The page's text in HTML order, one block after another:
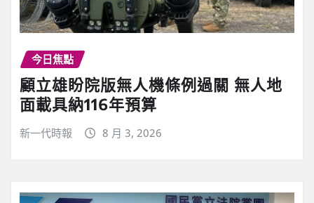
今日焦點
顧立雄盼院版無人機條例過關 無人地
面載具納116年預算
新一代時報 8 月 3, 2026